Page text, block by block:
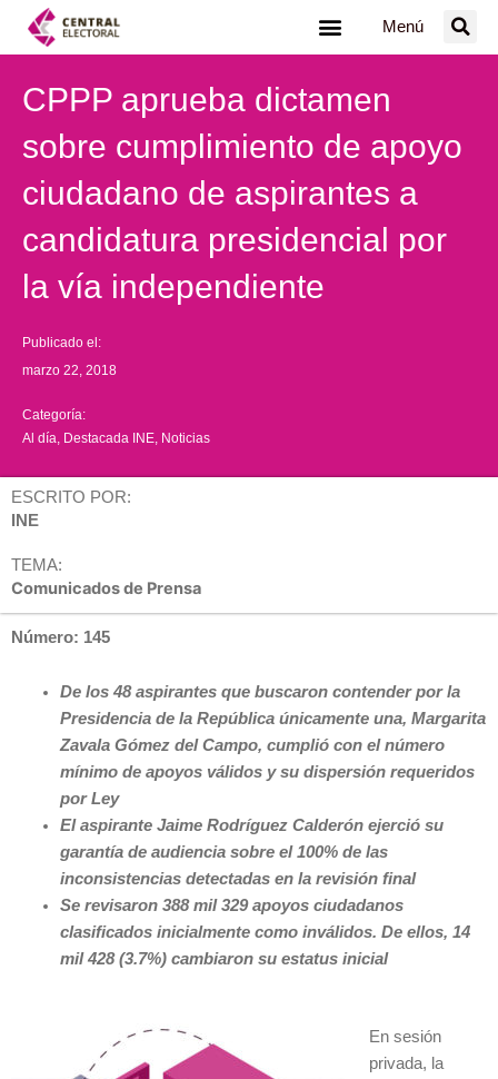
Menú
CPPP aprueba dictamen
sobre cumplimiento de apoyo
ciudadano de aspirantes a
candidatura presidencial por
la vía independiente
Publicado el:
marzo 22, 2018
Categoría:
Al día Destacada INE Noticias
ESCRITO POR:
INE
TEMA:
Comunicados de Prensa
Número: 145
De los 48 aspirantes que buscaron contender por la
Presidencia de la República únicamente una, Margarita
Zavala Gómez del Campo, cumplió con el número
mínimo de apoyos válidos y su dispersión requeridos
por Ley
El aspirante Jaime Rodríguez Calderón ejerció su
garantía de audiencia sobre el 100% de las
inconsistencias detectadas en la revisión final
Se revisaron 388 mil 329 apoyos ciudadanos
clasificados inicialmente como inválidos. De ellos, 14
mil 428 (3.7%) cambiaron su estatus inicial
En sesión
privada, la